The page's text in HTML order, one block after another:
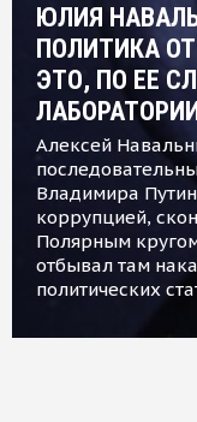
ЮЛИЯ
ПОЛИТИКА
ЭТО, ПО ЕЕ
Алексей
Владимира
коррупцией,
Полярным
отбывал там
политических